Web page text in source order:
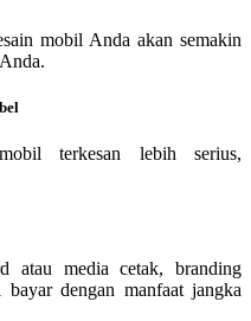
mobil Anda akan semakin
terkesan lebih serius,
atau media cetak, branding
dengan manfaat jangka